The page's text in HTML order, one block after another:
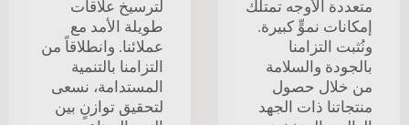
متعددة الأوجه تمتلك
إمكانات نموٍّ كبيرة.
ونُثبت التزامنا
بالجودة والسلامة
من خلال حصول
منتجاتنا ذات الجهد
لترسيخ علاقات
طويلة الأمد مع
عملائنا. وانطلاقاً من
التزامنا بالتنمية
المستدامة، نسعى
لتحقيق توازنٍ بين